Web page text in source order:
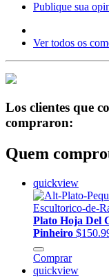
Publique sua
Ver todos os
Los clientes que
compraron:
Quem
quickview
Plato Hoja Del
Pinheiro
Comprar
quickview